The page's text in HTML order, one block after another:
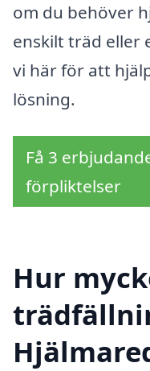
om du behöver
enskilt träd eller
vi här för att
lösning.
Få 3
förpliktelser
Hur